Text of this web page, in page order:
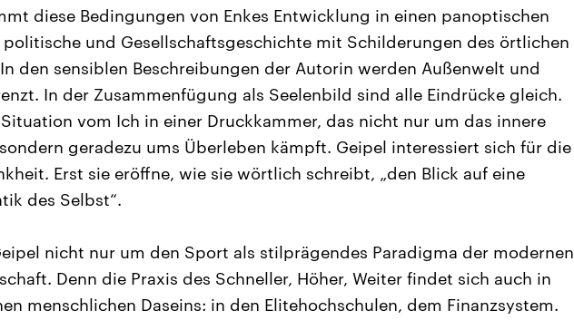
diese Bedingungen von Enkes Entwicklung in einen panoptischen
und Gesellschaftsgeschichte mit Schilderungen des örtlichen
den sensiblen Beschreibungen der Autorin werden Außenwelt und
In der Zusammenfügung als Seelenbild sind alle Eindrücke gleich.
vom Ich in einer Druckkammer, das nicht nur um das innere
geradezu ums Überleben kämpft. Geipel interessiert sich für die
Erst sie eröffne, wie sie wörtlich schreibt, „den Blick auf eine
des Selbst“.
nicht nur um den Sport als stilprägendes Paradigma der modernen
Denn die Praxis des Schneller, Höher, Weiter findet sich auch in
menschlichen Daseins: in den Elitehochschulen, dem Finanzsystem.